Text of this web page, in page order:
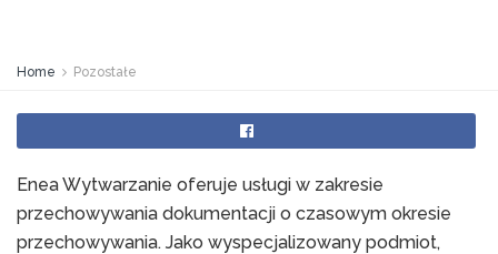
Home Pozostałe
Enea Wytwarzanie oferuje usługi w zakresie
przechowywania dokumentacji o czasowym okresie
przechowywania. Jako wyspecjalizowany podmiot,